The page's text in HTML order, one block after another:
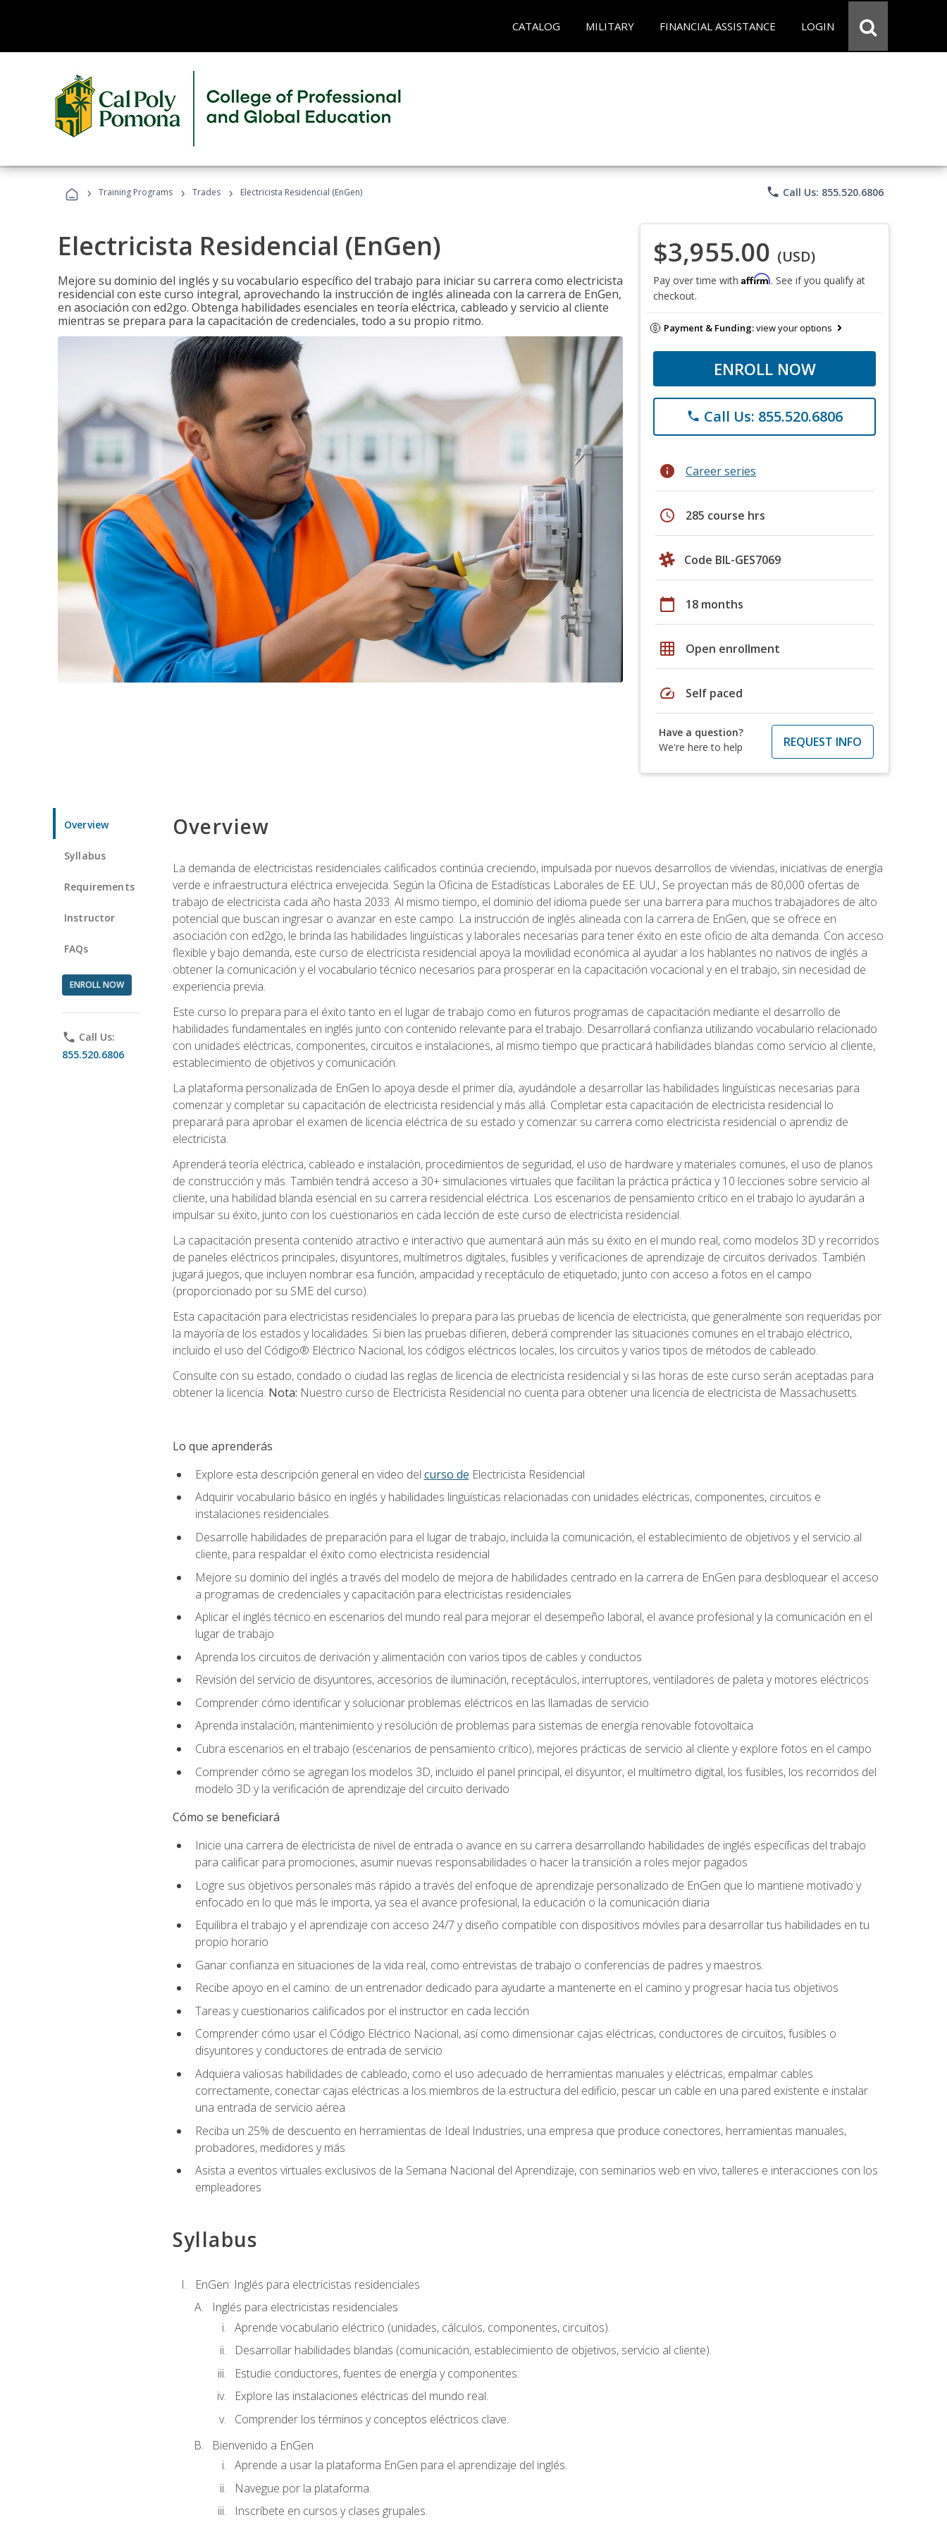
CATALOG MILITARY FINANCIAL ASSISTANCE LOGIN
› Training Programs › Trades › Electricista Residencial (EnGen) phone Call Us: 855.520.6806
Electricista Residencial (EnGen)
Mejore su dominio del inglés y su vocabulario específico del trabajo para iniciar su carrera como electricista
residencial con este curso integral, aprovechando la instrucción de inglés alineada con la carrera de EnGen,
en asociación con ed2go. Obtenga habilidades esenciales en teoría eléctrica, cableado y servicio al cliente
mientras se prepara para la capacitación de credenciales, todo a su propio ritmo.
$3,955.00 (USD)
Pay over time with Affirm. See if you qualify at
checkout.
Payment & Funding:view your options
ENROLL NOW
phone Call Us: 855.520.6806
info Career series
schedule 285 course hrs
Code BIL-GES7069
calendar_today 18 months
grid_on Open enrollment
speed Self paced
Have a question?
We're here to help
REQUEST INFO
Overview
Syllabus
Requirements
Instructor
FAQs
ENROLL NOW
phone Call Us:
855.520.6806
Overview
La demanda de electricistas residenciales calificados continúa creciendo, impulsada por nuevos desarrollos de viviendas, iniciativas de energía
verde e infraestructura eléctrica envejecida. Según la Oficina de Estadísticas Laborales de EE. UU., Se proyectan más de 80,000 ofertas de
trabajo de electricista cada año hasta 2033. Al mismo tiempo, el dominio del idioma puede ser una barrera para muchos trabajadores de alto
potencial que buscan ingresar o avanzar en este campo. La instrucción de inglés alineada con la carrera de EnGen, que se ofrece en
asociación con ed2go, le brinda las habilidades lingüísticas y laborales necesarias para tener éxito en este oficio de alta demanda. Con acceso
flexible y bajo demanda, este curso de electricista residencial apoya la movilidad económica al ayudar a los hablantes no nativos de inglés a
obtener la comunicación y el vocabulario técnico necesarios para prosperar en la capacitación vocacional y en el trabajo, sin necesidad de
experiencia previa.
Este curso lo prepara para el éxito tanto en el lugar de trabajo como en futuros programas de capacitación mediante el desarrollo de
habilidades fundamentales en inglés junto con contenido relevante para el trabajo. Desarrollará confianza utilizando vocabulario relacionado
con unidades eléctricas, componentes, circuitos e instalaciones, al mismo tiempo que practicará habilidades blandas como servicio al cliente,
establecimiento de objetivos y comunicación.
La plataforma personalizada de EnGen lo apoya desde el primer día, ayudándole a desarrollar las habilidades lingüísticas necesarias para
comenzar y completar su capacitación de electricista residencial y más allá. Completar esta capacitación de electricista residencial lo
preparará para aprobar el examen de licencia eléctrica de su estado y comenzar su carrera como electricista residencial o aprendiz de
electricista.
Aprenderá teoría eléctrica, cableado e instalación, procedimientos de seguridad, el uso de hardware y materiales comunes, el uso de planos
de construcción y más. También tendrá acceso a 30+ simulaciones virtuales que facilitan la práctica práctica y 10 lecciones sobre servicio al
cliente, una habilidad blanda esencial en su carrera residencial eléctrica. Los escenarios de pensamiento crítico en el trabajo lo ayudarán a
impulsar su éxito, junto con los cuestionarios en cada lección de este curso de electricista residencial.
La capacitación presenta contenido atractivo e interactivo que aumentará aún más su éxito en el mundo real, como modelos 3D y recorridos
de paneles eléctricos principales, disyuntores, multímetros digitales, fusibles y verificaciones de aprendizaje de circuitos derivados. También
jugará juegos, que incluyen nombrar esa función, ampacidad y receptáculo de etiquetado, junto con acceso a fotos en el campo
(proporcionado por su SME del curso).
Esta capacitación para electricistas residenciales lo prepara para las pruebas de licencia de electricista, que generalmente son requeridas por
la mayoría de los estados y localidades. Si bien las pruebas difieren, deberá comprender las situaciones comunes en el trabajo eléctrico,
incluido el uso del Código® Eléctrico Nacional, los códigos eléctricos locales, los circuitos y varios tipos de métodos de cableado.
Consulte con su estado, condado o ciudad las reglas de licencia de electricista residencial y si las horas de este curso serán aceptadas para
obtener la licencia. Nota: Nuestro curso de Electricista Residencial no cuenta para obtener una licencia de electricista de Massachusetts.
Lo que aprenderás
Explore esta descripción general en video del curso de Electricista Residencial
Adquirir vocabulario básico en inglés y habilidades lingüísticas relacionadas con unidades eléctricas, componentes, circuitos e
instalaciones residenciales.
Desarrolle habilidades de preparación para el lugar de trabajo, incluida la comunicación, el establecimiento de objetivos y el servicio al
cliente, para respaldar el éxito como electricista residencial
Mejore su dominio del inglés a través del modelo de mejora de habilidades centrado en la carrera de EnGen para desbloquear el acceso
a programas de credenciales y capacitación para electricistas residenciales
Aplicar el inglés técnico en escenarios del mundo real para mejorar el desempeño laboral, el avance profesional y la comunicación en el
lugar de trabajo
Aprenda los circuitos de derivación y alimentación con varios tipos de cables y conductos
Revisión del servicio de disyuntores, accesorios de iluminación, receptáculos, interruptores, ventiladores de paleta y motores eléctricos
Comprender cómo identificar y solucionar problemas eléctricos en las llamadas de servicio
Aprenda instalación, mantenimiento y resolución de problemas para sistemas de energía renovable fotovoltaica
Cubra escenarios en el trabajo (escenarios de pensamiento crítico), mejores prácticas de servicio al cliente y explore fotos en el campo
Comprender cómo se agregan los modelos 3D, incluido el panel principal, el disyuntor, el multímetro digital, los fusibles, los recorridos del
modelo 3D y la verificación de aprendizaje del circuito derivado
Cómo se beneficiará
Inicie una carrera de electricista de nivel de entrada o avance en su carrera desarrollando habilidades de inglés específicas del trabajo
para calificar para promociones, asumir nuevas responsabilidades o hacer la transición a roles mejor pagados
Logre sus objetivos personales más rápido a través del enfoque de aprendizaje personalizado de EnGen que lo mantiene motivado y
enfocado en lo que más le importa, ya sea el avance profesional, la educación o la comunicación diaria
Equilibra el trabajo y el aprendizaje con acceso 24/7 y diseño compatible con dispositivos móviles para desarrollar tus habilidades en tu
propio horario
Ganar confianza en situaciones de la vida real, como entrevistas de trabajo o conferencias de padres y maestros.
Recibe apoyo en el camino: de un entrenador dedicado para ayudarte a mantenerte en el camino y progresar hacia tus objetivos
Tareas y cuestionarios calificados por el instructor en cada lección
Comprender cómo usar el Código Eléctrico Nacional, así como dimensionar cajas eléctricas, conductores de circuitos, fusibles o
disyuntores y conductores de entrada de servicio
Adquiera valiosas habilidades de cableado, como el uso adecuado de herramientas manuales y eléctricas, empalmar cables
correctamente, conectar cajas eléctricas a los miembros de la estructura del edificio, pescar un cable en una pared existente e instalar
una entrada de servicio aérea
Reciba un 25% de descuento en herramientas de Ideal Industries, una empresa que produce conectores, herramientas manuales,
probadores, medidores y más
Asista a eventos virtuales exclusivos de la Semana Nacional del Aprendizaje, con seminarios web en vivo, talleres e interacciones con los
empleadores
Syllabus
EnGen: Inglés para electricistas residenciales
Inglés para electricistas residenciales
Aprende vocabulario eléctrico (unidades, cálculos, componentes, circuitos).
Desarrollar habilidades blandas (comunicación, establecimiento de objetivos, servicio al cliente).
Estudie conductores, fuentes de energía y componentes.
Explore las instalaciones eléctricas del mundo real.
Comprender los términos y conceptos eléctricos clave.
Bienvenido a EnGen
Aprende a usar la plataforma EnGen para el aprendizaje del inglés.
Navegue por la plataforma.
Inscríbete en cursos y clases grupales.